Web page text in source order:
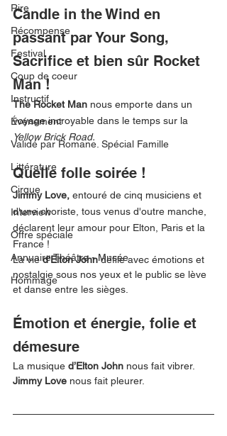
Rire
Récompense
Festival
Coup de coeur
Instructif
Événement
Validé par Romane. Spécial Famille
Littérature
Cirque
Interview
Offre spéciale
Annuaire Théâtre - Musée
Hommage
Candle in the Wind en
passant par Your Song,
Sacrifice et bien sûr Rocket
Man !
The Rocket Man nous emporte dans un
voyage incroyable dans le temps sur la
Yellow Brick Road.
Quelle folle soirée !
Jimmy Love, entouré de cinq musiciens et
d'une choriste, tous venus d'outre manche,
déclarent leur amour pour Elton, Paris et la
France !
La vie d'Elton John défile avec émotions et
nostalgie sous nos yeux et le public se lève
et danse entre les sièges.
Émotion et énergie, folie et
démesure
La musique d’Elton John nous fait vibrer.
Jimmy Love nous fait pleurer.